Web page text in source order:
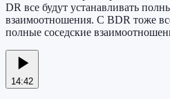
DR все будут устанавливать
взаимоотношения. С BDR тоже
полные соседские
14:42